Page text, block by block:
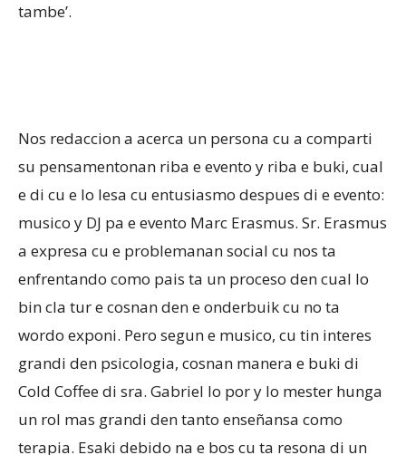
tambe’.
Nos redaccion a acerca un persona cu a comparti
su pensamentonan riba e evento y riba e buki, cual
e di cu e lo lesa cu entusiasmo despues di e evento:
musico y DJ pa e evento Marc Erasmus. Sr. Erasmus
a expresa cu e problemanan social cu nos ta
enfrentando como pais ta un proceso den cual lo
bin cla tur e cosnan den e onderbuik cu no ta
wordo exponi. Pero segun e musico, cu tin interes
grandi den psicologia, cosnan manera e buki di
Cold Coffee di sra. Gabriel lo por y lo mester hunga
un rol mas grandi den tanto enseñansa como
terapia. Esaki debido na e bos cu ta resona di un